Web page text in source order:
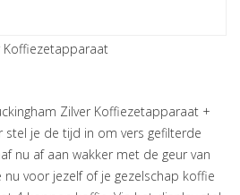
Koffiezetapparaat
Zilver Koffiezetapparaat +
stel je de tijd in om vers gefilterde
nu af aan wakker met de geur van
voor jezelf of je gezelschap koffie